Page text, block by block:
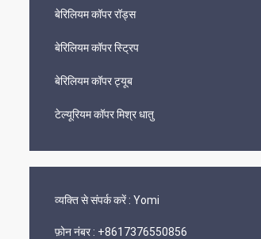
बेरिलियम कॉपर रॉड्स
बेरिलियम कॉपर स्ट्रिप
बेरिलियम कॉपर ट्यूब
टेल्यूरियम कॉपर मिश्र धातु
व्यक्ति से संपर्क करें : Yomi
फ़ोन नंबर : +8617376550856